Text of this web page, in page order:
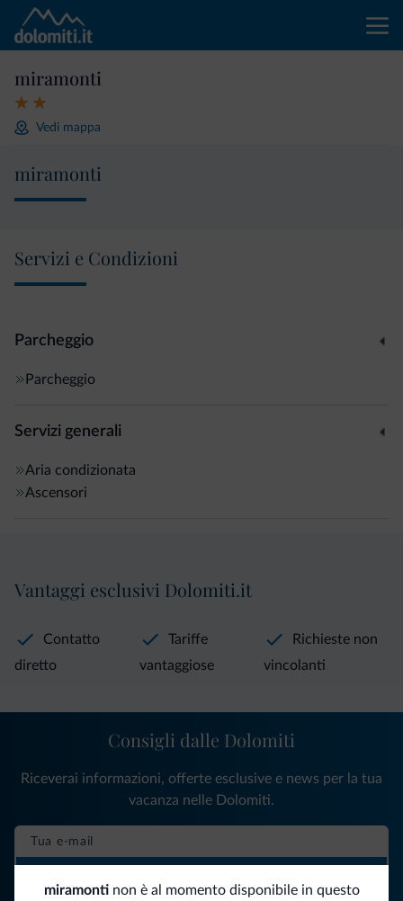
miramonti
Vedi mappa
miramonti
Servizi e Condizioni
Parcheggio
Parcheggio
Servizi generali
Aria condizionata
Ascensori
miramontinon è al momento disponibile in questo
Vantaggi esclusivi Dolomiti.it
Contatto
diretto
Tariffe
vantaggiose
Richieste non
vincolanti
Consigli dalle Dolomiti
Riceverai informazioni, offerte esclusive e news per la tua
vacanza nelle Dolomiti.